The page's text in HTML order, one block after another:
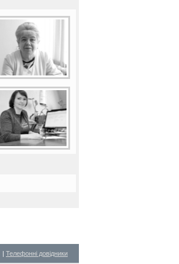
| Телефонні довідники